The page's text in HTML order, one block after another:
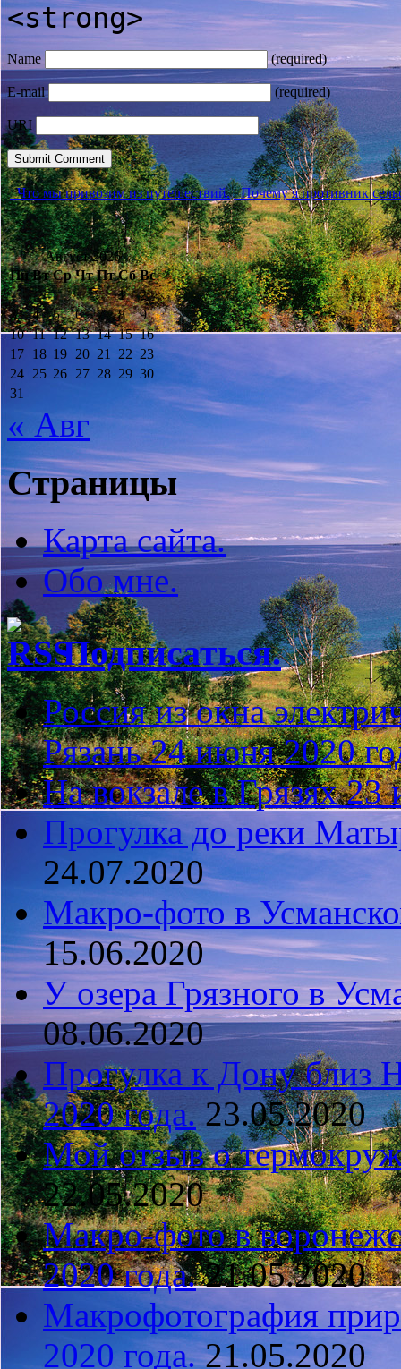
<strong>
Name (required)
E-mail (required)
URI
Что мы привозим из путешествий. Почему я противник
Август 2026
Пн Вт Ср Чт Пт Сб Вс
1
2
3
4 5 6 7 8
9
10 11 12 13 14 15 16
17 18 19 20 21 22 23
24 25 26 27 28 29 30
31
« Авг
Страницы
Карта сайта.
Обо мне.
Подписаться.
Россия из окна
Рязань 24 июня 2020
На вокзале в Грязях
Прогулка до реки
24.07.2020
Макро-фото в
15.06.2020
У озера Грязного в
08.06.2020
Прогулка к Дону близ
2020 года. 23.05.2020
Мой отзыв о
22.05.2020
Макро-фото в
2020 года. 21.05.2020
Макрофотография
2020 года. 21.05.2020